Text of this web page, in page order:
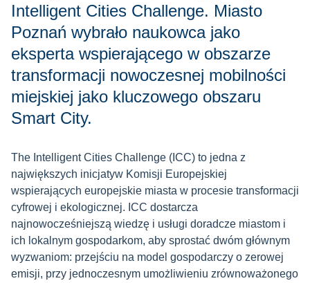
Intelligent Cities Challenge. Miasto
Poznań wybrało naukowca jako
eksperta wspierającego w obszarze
transformacji nowoczesnej mobilności
miejskiej jako kluczowego obszaru
Smart City.
The Intelligent Cities Challenge (ICC) to jedna z
największych inicjatyw Komisji Europejskiej
wspierających europejskie miasta w procesie transformacji
cyfrowej i ekologicznej. ICC dostarcza
najnowocześniejszą wiedzę i usługi doradcze miastom i
ich lokalnym gospodarkom, aby sprostać dwóm głównym
wyzwaniom: przejściu na model gospodarczy o zerowej
emisji, przy jednoczesnym umożliwieniu zrównoważonego